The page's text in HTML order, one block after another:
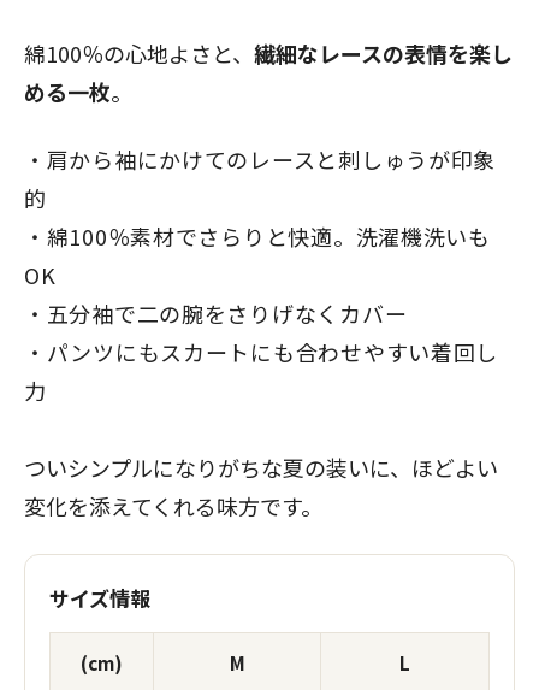
綿100％の心地よさと、 繊細なレースの表情を楽し
める一枚。
肩から袖にかけてのレースと刺しゅうが印象
的
綿100％素材でさらりと快適。洗濯機洗いも
OK
五分袖で二の腕をさりげなくカバー
パンツにもスカートにも合わせやすい着回し
力
ついシンプルになりがちな夏の装いに、ほどよい
変化を添えてくれる味方です。
サイズ情報
(cm) M L